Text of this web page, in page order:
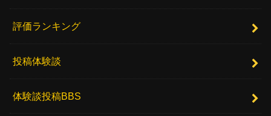
評価ランキング
投稿体験談
体験談投稿BBS